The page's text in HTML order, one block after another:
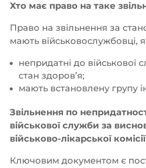
Хто має право на таке
Право на звільнення за
мають військовослужбовці,
непридатні до військової
стан здоров’я;
мають встановлену групу
Звільнення по
військової служби за
військово-лікарської
Ключовим документом є